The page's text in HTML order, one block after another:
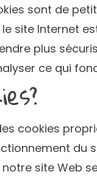
sont de
site Internet
plus
ce qui
cookies
du
site Web